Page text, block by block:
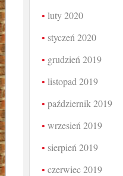
luty 2020
styczeń 2020
grudzień 2019
listopad 2019
październik 2019
wrzesień 2019
sierpień 2019
czerwiec 2019